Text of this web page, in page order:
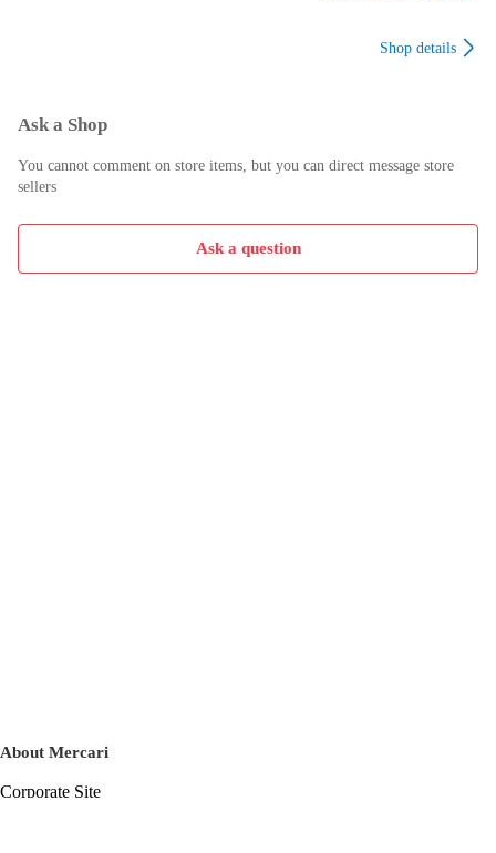
Shop details
Ask a Shop
You cannot comment on store items, but you can direct message store
sellers
Ask a question
About Mercari
Corporate Site